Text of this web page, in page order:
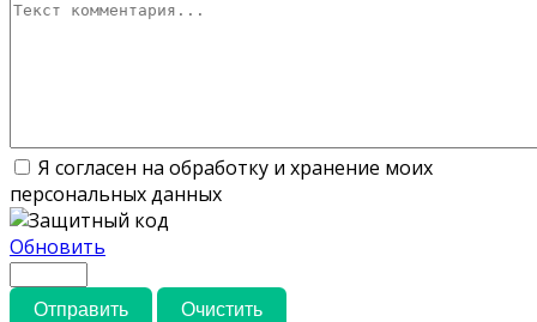
Я согласен на обработку и хранение моих
персональных данных
Обновить
Отправить Очистить